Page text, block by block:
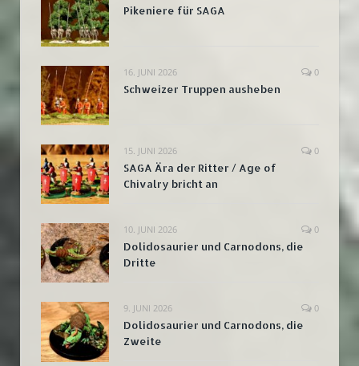
Pikeniere für SAGA
16. JUNI 2026 0
Schweizer Truppen ausheben
15. JUNI 2026 0
SAGA Ära der Ritter / Age of
Chivalry bricht an
10. JUNI 2026 0
Dolidosaurier und Carnodons, die
Dritte
9. JUNI 2026 0
Dolidosaurier und Carnodons, die
Zweite